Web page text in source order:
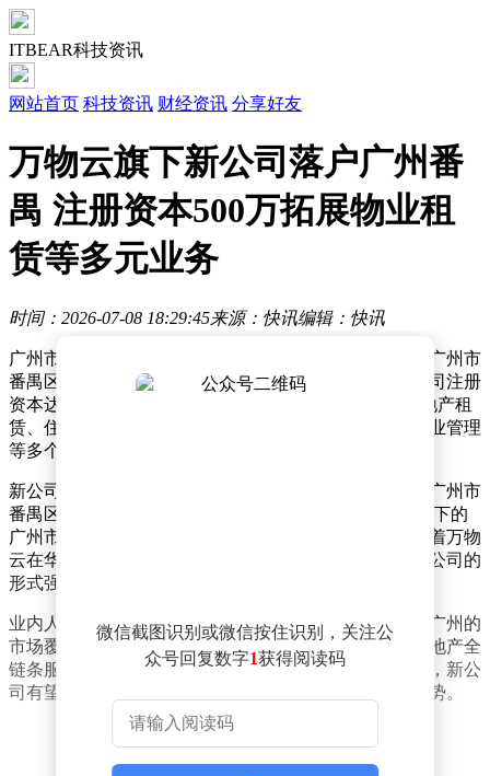
ITBEAR科技资讯
网站首页 科技资讯 财经资讯 分享好友
万物云旗下新公司落户广州番
禺 注册资本500万拓展物业租
赁等多元业务
时间：2026-07-08 18:29:45来源：快讯编辑：快讯
广州市番禺区近日迎来一家新成立的物业服务企业——广州市
番禺区万科物业服务有限公司。据公开信息显示，该公司注册
资本达500万元人民币，业务范围广泛，涵盖非居住房地产租
赁、住房租赁服务，以及房地产咨询、经纪、评估和物业管理
等多个领域。
新公司的法定代表人为李素珍，其背后股东结构显示，广州市
番禺区万科物业服务有限公司由万物云（02602.HK）旗下的
广州市万科物业服务有限公司全资控股。这一布局标志着万物
云在华南地区物业服务市场的进一步深耕，通过全资子公司的
形式强化区域业务整合能力。
业内人士分析，此次新公司的成立不仅扩大了万物云在广州的
市场覆盖范围，更通过多元化的服务组合提升了其在房地产全
链条服务领域的竞争力。随着非居住类租赁需求的增长，新公
司有望在商业物业、产业园区等细分领域形成差异化优势。
微信截图识别或微信按住识别，关注公
众号回复数字1获得阅读码